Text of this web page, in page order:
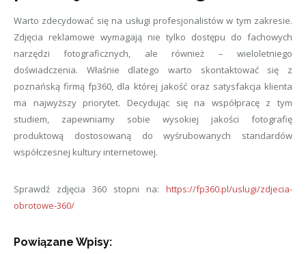
Warto zdecydować się na usługi profesjonalistów w tym zakresie.
Zdjęcia reklamowe wymagają nie tylko dostępu do fachowych
narzędzi fotograficznych, ale również – wieloletniego
doświadczenia. Właśnie dlatego warto skontaktować się z
poznańską firmą fp360, dla której jakość oraz satysfakcja klienta
ma najwyższy priorytet. Decydując się na współpracę z tym
studiem, zapewniamy sobie wysokiej jakości fotografię
produktową dostosowaną do wyśrubowanych standardów
współczesnej kultury internetowej.
Sprawdź zdjęcia 360 stopni na: https://fp360.pl/uslugi/zdjecia-
obrotowe-360/
Powiązane Wpisy: